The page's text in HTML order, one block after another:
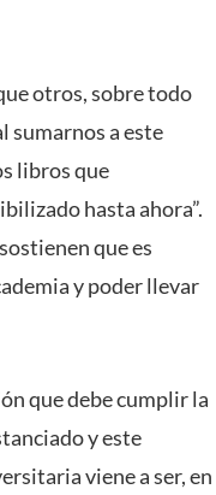
otros, sobre todo
sumarnos a este
libros que
hasta ahora”.
que es
y poder llevar
que debe cumplir la
y este
viene a ser, en